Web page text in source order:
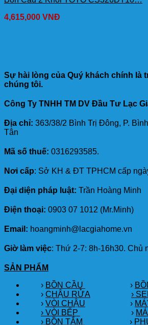
4,615,000 VNĐ
Sự hài lòng của Quý khách chính là
chúng tôi.
Công Ty TNHH TM DV Đầu Tư Lạc
Địa chỉ: 363/38/2 Bình Trị Đông, P.
Tân
Mã số thuế: 0316293585.
Nơi cấp: Sở KH & ĐT TPHCM cấp
Đại diện pháp luật: Trần Hoàng Minh
Điện thoại: 0903 07 1012 (Mr.Minh)
Email: hoangminh@lacgiahome.vn
Giờ làm việc: Thứ 2-7: 8h-16h30. Chủ
SẢN PHẨM
› BỒN CẦU ›
› CHẬU RỬA
›
› VÒI CHẬU ›
› VÒI BẾP
›
› BỒN TẮM
›